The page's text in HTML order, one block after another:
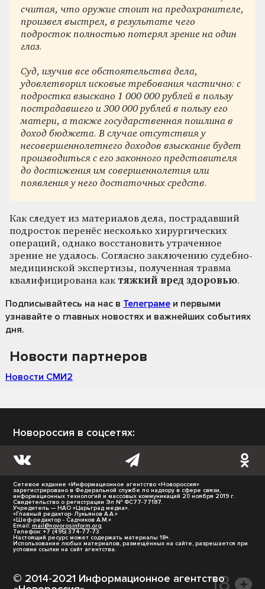
считая, что оружие стоит на предохранителе,
произвел выстрел, в результате чего
подросток полностью потерял зрение на один
глаз.
Суд, изучив все обстоятельства дела,
удовлетворил исковые требования частично: с
подростка взыскано 1 000 000 рублей в пользу
пострадавшего и 300 000 рублей в пользу его
матери, а также государственная пошлина в
доход бюджета. В случае отсутствия у
несовершеннолетнего доходов взыскание будет
производиться с его законного представителя
до достижения им совершеннолетия или
появления у него достаточных средств.
Как следует из материалов дела, пострадавший
подросток перенёс несколько хирургических
операций, однако восстановить утраченное
зрение не удалось. Согласно заключению судебно-
медицинской экспертизы, полученная травма
квалифицирована как тяжкий вред здоровью.
Подписывайтесь на нас в Телеграме и первыми
узнавайте о главных новостях и важнейших событиях
дня.
Новости партнеров
Новости СМИ2
Новороссия в соцсетях:
Сетевое издание «Информационное агентство «Новороссия»
зарегистрировано в Федеральной службе по надзору в сфере связи,
информационных технологий и массовых коммуникаций 20 ноября 2019 г.
Свидетельство о регистрации Эл № ФС77-77187.
Учредитель — НАО «Царьград медиа».
«Главный редактор- Лукьянов А.А.»
«Шеф-редактор - Садчиков А.М.»
Email: mail@novorosinform.org
Телефон: +7 (495) 374-77-73
Настоящий ресурс может содержать материалы 18+.
Использование любых материалов, размещённых на сайте, разрешается при
условии ссылки на сайт агентства.
© 2014-2021 Информационное агентство